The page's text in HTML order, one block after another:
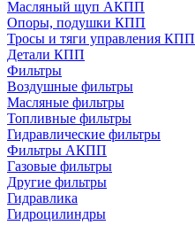
Масляный щуп АКПП
Опоры, подушки КПП
Тросы и тяги управления КПП
Детали КПП
Фильтры
Воздушные фильтры
Масляные фильтры
Топливные фильтры
Гидравлические фильтры
Фильтры АКПП
Газовые фильтры
Другие фильтры
Гидравлика
Гидроцилиндры